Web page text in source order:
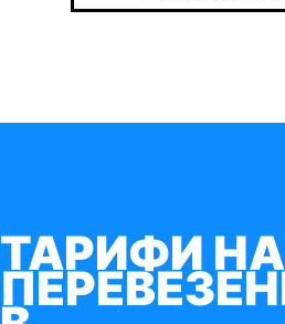
ТАРИФИ НА